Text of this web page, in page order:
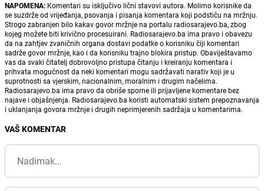
NAPOMENA: Komentari su isključivo lični stavovi autora. Molimo korisnike da
se suzdrže od vrijeđanja, psovanja i pisanja komentara koji podstiču na mržnju.
Strogo zabranjen bilo kakav govor mržnje na portalu radiosarajevo.ba, zbog
kojeg možete biti krivično procesuirani. Radiosarajevo.ba ima pravo i obavezu
da na zahtjev zvaničnih organa dostavi podatke o korisniku čiji komentari
sadrže govor mržnje, kao i da korisniku trajno blokira pristup. Obaviještavamo
vas da svaki čitatelj dobrovoljno pristupa čitanju i kreiranju komentara i
prihvata mogućnost da neki komentari mogu sadržavati narativ koji je u
suprotnosti sa vjerskim, nacionalnim, moralnim i drugim načelima.
Radiosarajevo.ba ima pravo da obriše sporne ili prijavljene komentare bez
najave i objašnjenja. Radiosarajevo.ba koristi automatski sistem prepoznavanja
i uklanjanja govora mržnje i drugih neprimjerenih sadržaja u komentarima.
VAŠ KOMENTAR